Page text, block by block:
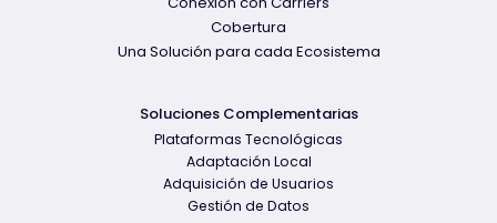
Cobertura
Una Solución para cada Ecosistema
Soluciones Complementarias
Plataformas Tecnológicas
Adaptación Local
Adquisición de Usuarios
Gestión de Datos